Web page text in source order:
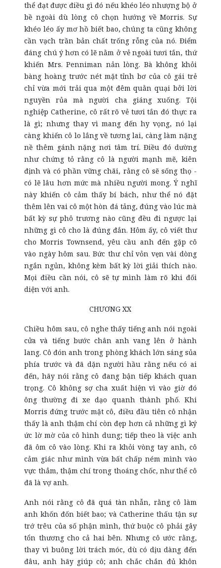
thể đạt được điều gì đó nếu khéo léo nhượng bộ ở
bề ngoài dù lòng cô chọn hướng về Morris. Sự
khéo léo ấy mơ hồ biết bao, chúng ta cũng không
cần vạch trần bản chất trống rỗng của nó. Điểm
đáng chú ý hơn có lẽ nằm ở vẻ ngoài tươi tắn, thứ
khiến Mrs. Penniman nản lòng. Bà không khỏi
bàng hoàng trước nét mặt tỉnh bơ của cô gái trẻ
chỉ vừa mới trải qua một đêm quằn quại bởi lời
nguyền rủa mà người cha giáng xuống. Tội
nghiệp Catherine, cô rất rõ vẻ tươi tắn đó thực ra
là gì; nhưng thay vì mang đến hy vọng, nó lại
càng khiến cô lo lắng về tương lai, càng làm nặng
nề thêm gánh nặng nơi tâm trí. Điều đó dường
như chứng tỏ rằng cô là người mạnh mẽ, kiên
định và có phần vững chãi, rằng cô sẽ sống thọ -
có lẽ lâu hơn mức mà nhiều người mong. Ý nghĩ
này khiến cô cảm thấy bí bách, như thể nó đặt
thêm lên vai cô một hòn đá tảng, đúng vào lúc mà
bất kỳ sự phô trương nào cũng đều đi ngược lại
những gì cô cho là đúng đắn. Hôm ấy, cô viết thư
cho Morris Townsend, yêu cầu anh đến gặp cô
vào ngày hôm sau. Bức thư chỉ vỏn vẹn vài dòng
ngắn ngủn, không kèm bất kỳ lời giải thích nào.
Mọi điều cần nói, cô sẽ tự mình làm rõ khi đối
diện với anh.
CHƯƠNG XX
Chiều hôm sau, cô nghe thấy tiếng anh nói ngoài
cửa và tiếng bước chân anh vang lên ở hành
lang. Cô đón anh trong phòng khách lớn sáng sủa
phía trước và đã dặn người hầu rằng nếu có ai
đến, hãy nói rằng cô đang bận tiếp khách quan
trọng. Cô không sợ cha xuất hiện vì vào giờ đó
ông thường đi xe dạo quanh thành phố. Khi
Morris đứng trước mặt cô, điều đầu tiên cô nhận
thấy là anh thậm chí còn đẹp hơn cả những gì ký
ức lờ mờ của cô hình dung; tiếp theo là việc anh
đã ôm cô vào lòng. Khi ra khỏi vòng tay anh, cô
cảm giác như mình vừa bất chấp ném mình vào
vực thẳm, thậm chí trong thoáng chốc, như thể cô
đã là vợ anh.
Anh nói rằng cô đã quá tàn nhẫn, rằng cô làm
anh khốn đốn biết bao; và Catherine thấu tận sự
trớ trêu của số phận mình, thứ buộc cô phải gây
tổn thương cho cả hai bên. Nhưng cô ước rằng,
thay vì buông lời trách móc, dù có dịu dàng đến
đâu, anh hãy giúp cô; anh chắc chắn đủ khôn